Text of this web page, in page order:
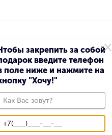
×
закрепить за собой
введите телефон
поле ниже и нажмите на
"Хочу!"